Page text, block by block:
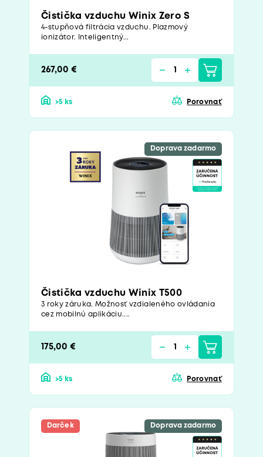
Čistička vzduchu Winix Zero S
4-stupňová filtrácia vzduchu. Plazmový
ionizátor. Inteligentný...
267,00 €
>5 ks Porovnať
Doprava zadarmo
Čistička vzduchu Winix T500
3 roky záruka. Možnosť vzdialeného ovládania
cez mobilnú aplikáciu....
175,00 €
>5 ks Porovnať
Darček Doprava zadarmo